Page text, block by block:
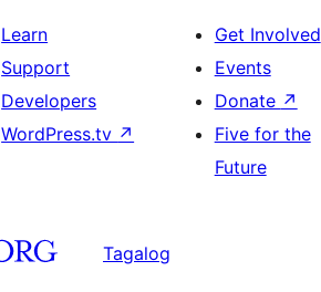
Learn
Support
Developers
WordPress.tv ↗
Get Involved
Events
Donate ↗
Five for the
Future
Tagalog